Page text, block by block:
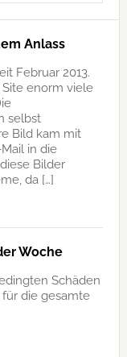
Anlass
Februar 2013.
enorm viele
selbst
Bild kam mit
in die
Bilder
da […]
Woche
Schäden
die gesamte